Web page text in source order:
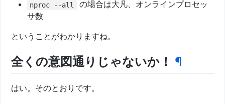
nproc --all
の場合は大凡、オンラインプロセッ
サ数
ということがわかりますね。
全くの意図通りじゃないか！ ¶
はい。そのとおりです。